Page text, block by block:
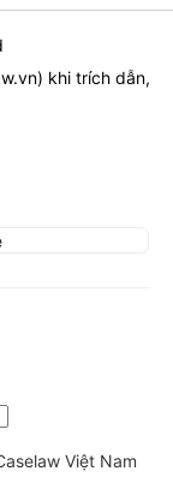
) khi trích dẫn,
Việt Nam